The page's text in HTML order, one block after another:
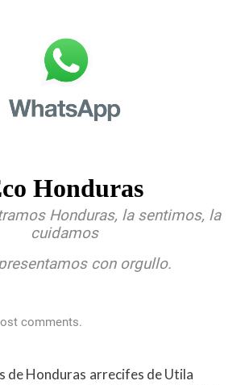
Honduras
Honduras, la sentimos, la
cuidamos
con orgullo.
comments.
de Honduras arrecifes de Utila